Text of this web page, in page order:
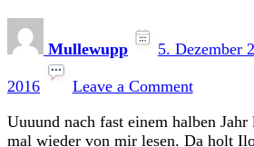
Mullewupp 5. Dezember
2016 Leave a CommentKleine
Parade
Uuuund nach fast einem halben Jahr
mal wieder von mir lesen. Da holt